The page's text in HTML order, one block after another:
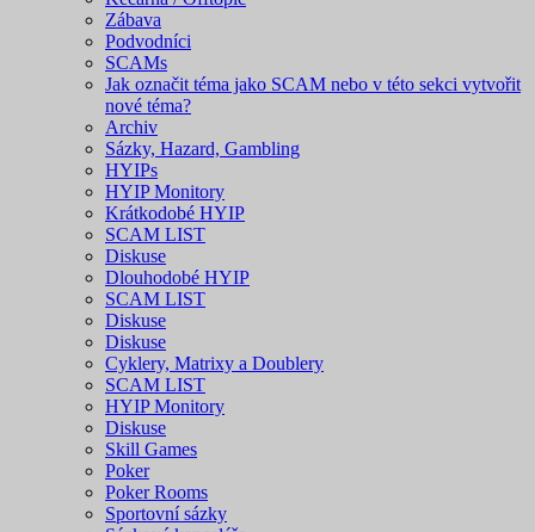
Zábava
Podvodníci
SCAMs
Jak označit téma jako SCAM nebo v této sekci vytvořit
nové téma?
Archiv
Sázky, Hazard, Gambling
HYIPs
HYIP Monitory
Krátkodobé HYIP
SCAM LIST
Diskuse
Dlouhodobé HYIP
SCAM LIST
Diskuse
Diskuse
Cyklery, Matrixy a Doublery
SCAM LIST
HYIP Monitory
Diskuse
Skill Games
Poker
Poker Rooms
Sportovní sázky